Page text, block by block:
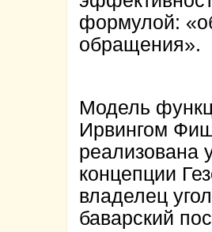
формулой:
обращения».
Модель
Ирвингом
реализована
концепции
владелец
баварский